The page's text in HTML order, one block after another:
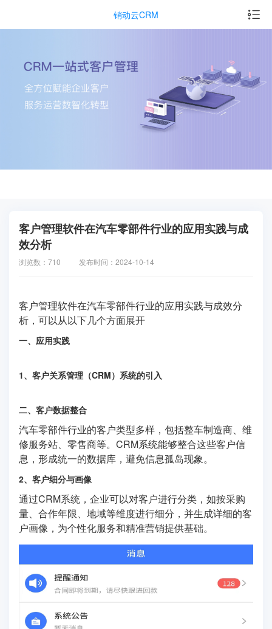
销动云CRM
客户管理软件在汽车零部件行业的应用实践与成
效分析
浏览数：710 发布时间：2024-10-14
客户管理软件在汽车零部件行业的应用实践与成效分
析，可以从以下几个方面展开
一、应用实践
1、客户关系管理（CRM）系统的引入
二、客户数据整合
汽车零部件行业的客户类型多样，包括整车制造商、维
修服务站、零售商等。CRM系统能够整合这些客户信
息，形成统一的数据库，避免信息孤岛现象。
2、客户细分与画像
通过CRM系统，企业可以对客户进行分类，如按采购
量、合作年限、地域等维度进行细分，并生成详细的客
户画像，为个性化服务和精准营销提供基础。